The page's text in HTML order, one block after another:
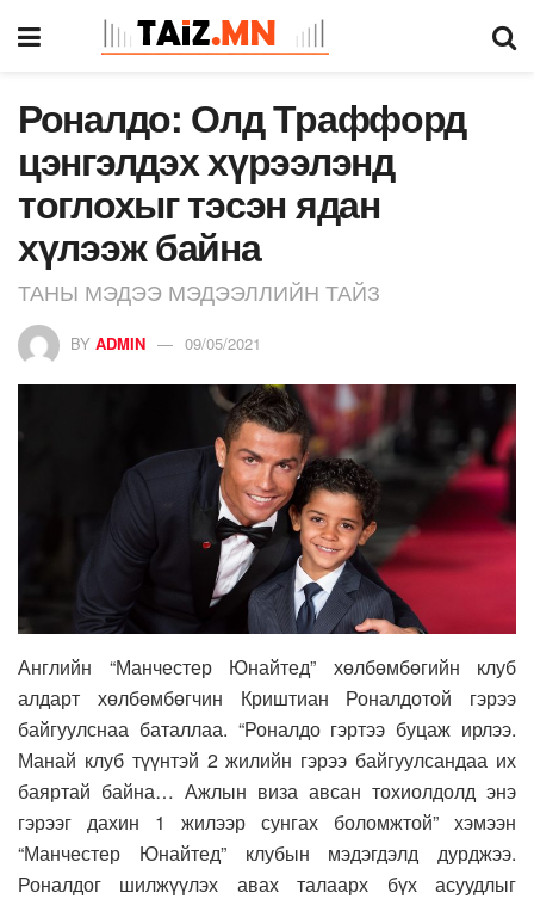
Роналдо: Олд Траффорд
цэнгэлдэх хүрээлэнд
тоглохыг тэсэн ядан
хүлээж байна
ТАНЫ МЭДЭЭ МЭДЭЭЛЛИЙН ТАЙЗ
BY ADMIN 09/05/2021
Английн “Манчестер Юнайтед” хөлбөмбөгийн клуб
алдарт хөлбөмбөгчин Криштиан Роналдотой гэрээ
байгуулснаа баталлаа. “Роналдо гэртээ буцаж ирлээ.
Манай клуб түүнтэй 2 жилийн гэрээ байгуулсандаа их
баяртай байна… Ажлын виза авсан тохиолдолд энэ
гэрээг дахин 1 жилээр сунгах боломжтой” хэмээн
“Манчестер Юнайтед” клубын мэдэгдэлд дурджээ.
Роналдог шилжүүлэх авах талаарх бүх асуудлыг